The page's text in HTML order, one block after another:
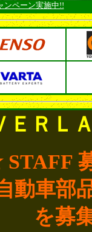
ンペーン実施中!!
ＥＲＬ
動車部
を募